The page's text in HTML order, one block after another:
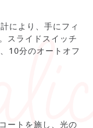
により、手にフィ
スライドスイッチ
10分のオートオフ
ートを施し、光の